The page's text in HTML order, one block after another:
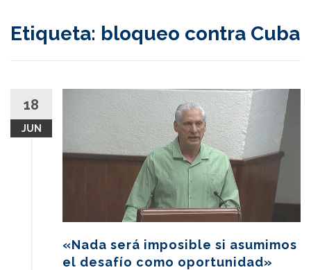
Etiqueta: bloqueo contra Cuba
18
JUN
«Nada será imposible si asumimos
el desafío como oportunidad»